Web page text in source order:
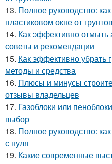
13. Полное руководство:
пластиковом окне от
14. Как эффективно отмыть
советы и рекомендации
15. Как эффективно убрать
методы и средства
16. Плюсы и минусы
отзывы владельцев
17. Газоблоки или
выбор
18. Полное руководство:
с нуля
19. Какие современные